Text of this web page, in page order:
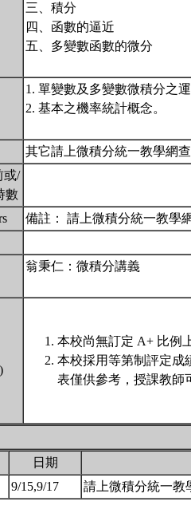
三、積分
四、函數的逼近
五、多變數函數的微分
1. 單變數及多變數微積分之
2. 基本之機率統計概念。
其它請上微積分統一教學網查
或/
數
備註： 請上微積分統一教學
翁秉仁：微積分講義
本校尚無訂定 A+ 比例
本校採用等第制評定成
表僅供參考，授課教師
日期
9/15,9/17 請上微積分統一教